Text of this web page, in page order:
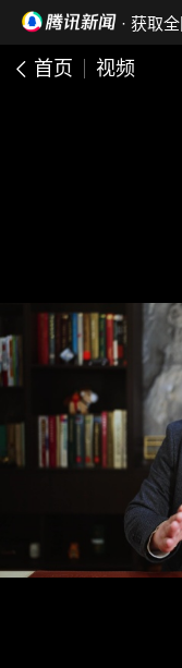
· 获取
首页 视频